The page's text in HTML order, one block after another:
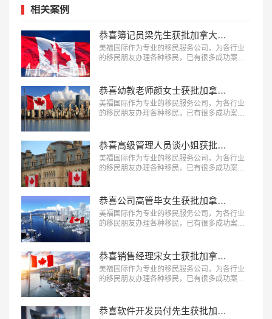
相关案例
恭喜簿记员梁先生获批加拿大萨省雇主担保移民！
美福国际作为专业的移民服务公司，为各行业
的移民朋友办理各种移民，已有很多成功案
恭喜幼教老师颜女士获批加拿大BC省雇主担保移民！
美福国际作为专业的移民服务公司，为各行业
的移民朋友办理各种移民，已有很多成功案
恭喜高级管理人员谈小姐获批加拿大联邦技术移民！
美福国际作为专业的移民服务公司，为各行业
的移民朋友办理各种移民，已有很多成功案
恭喜公司高管毕女生获批加拿大联邦技术移民！
美福国际作为专业的移民服务公司，为各行业
的移民朋友办理各种移民，已有很多成功案
恭喜销售经理宋女士获批加拿大阿省雇主担保移民！
美福国际作为专业的移民服务公司，为各行业
的移民朋友办理各种移民，已有很多成功案
恭喜软件开发员付先生获批加拿大安省雇主担保移民！